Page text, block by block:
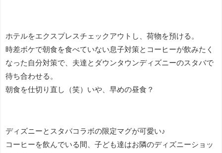
ホテルをエクスプレスチェックアウトし、荷物を預ける。
時差ボケで朝食を食べていない息子対策とコーヒーが飲みたく
なった自分対策で、夫達とダウンタウンディズニーのスタバで
待ち合わせる。
朝食を仕切り直し（笑）いや、早めの昼食？
ディズニーとスタバコラボの限定マグが可愛い♪
コーヒーを飲んでいる間、子ども達はお隣のディズニーショッ